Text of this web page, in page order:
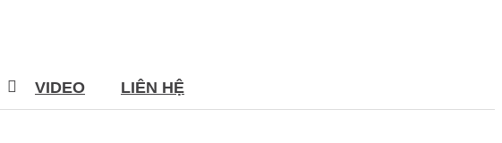
VIDEO LIÊN HỆ